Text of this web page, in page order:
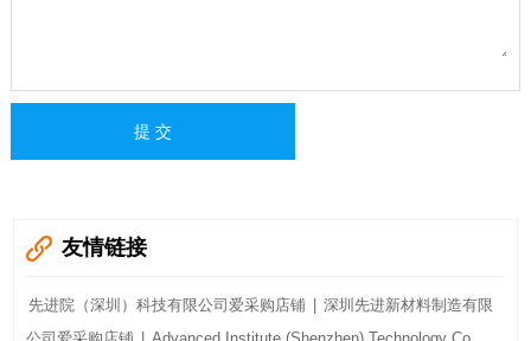
友情链接
先进院（深圳）科技有限公司爱采购店铺
深圳先进新材料制造有限